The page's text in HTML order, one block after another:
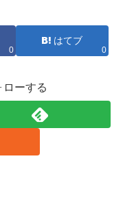
0
はてブ
0
ーする